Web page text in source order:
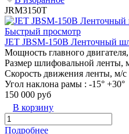
JRM3150T
Быстрый просмотр
JET JBSM-150B Ленточный
Мощность главного
Размер шлифовальной ленты,
Скорость движения ленты, м/с
Угол наклона рамы : -15° +30°
150 000 руб
В корзину
Подробнее